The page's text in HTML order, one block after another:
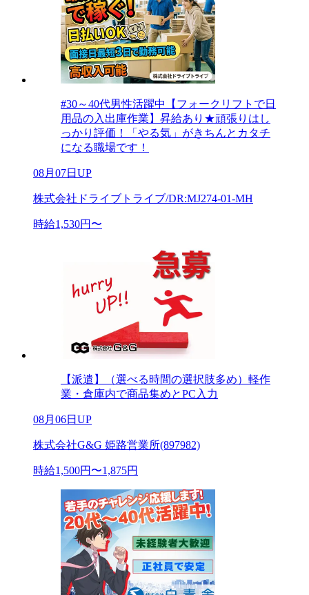
#30～40代男性活躍中【フォークリフトで日
用品の入出庫作業】昇給あり★頑張りはし
っかり評価！「やる気」がきちんとカタチ
になる職場です！
08月07日UP
株式会社ドライブトライブ/DR:MJ274-01-MH
時給1,530円〜
【派遣】（選べる時間の選択肢多め）軽作
業・倉庫内で商品集めとPC入力
08月06日UP
株式会社G&G 姫路営業所(897982)
時給1,500円〜1,875円